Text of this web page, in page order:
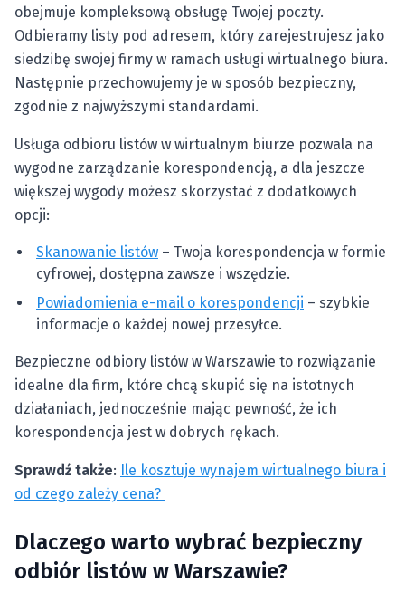
obejmuje kompleksową obsługę Twojej poczty.
Odbieramy listy pod adresem, który zarejestrujesz jako
siedzibę swojej firmy w ramach usługi wirtualnego biura.
Następnie przechowujemy je w sposób bezpieczny,
zgodnie z najwyższymi standardami.
Usługa odbioru listów w wirtualnym biurze pozwala na
wygodne zarządzanie korespondencją, a dla jeszcze
większej wygody możesz skorzystać z dodatkowych
opcji:
Skanowanie listów – Twoja korespondencja w formie
cyfrowej, dostępna zawsze i wszędzie.
Powiadomienia e-mail o korespondencji – szybkie
informacje o każdej nowej przesyłce.
Bezpieczne odbiory listów w Warszawie to rozwiązanie
idealne dla firm, które chcą skupić się na istotnych
działaniach, jednocześnie mając pewność, że ich
korespondencja jest w dobrych rękach.
Sprawdź także: Ile kosztuje wynajem wirtualnego biura i
od czego zależy cena?
Dlaczego warto wybrać bezpieczny
odbiór listów w Warszawie?